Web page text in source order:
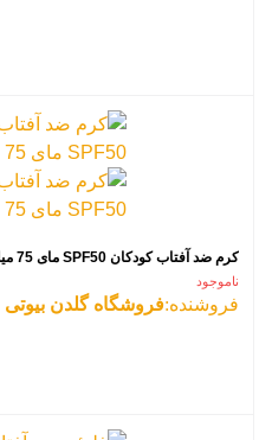
کرم ضد آفتاب کودکان SPF50 مای 75 میلی لیتر
ناموجود
فروشنده:فروشگاه گلدن بیوتی